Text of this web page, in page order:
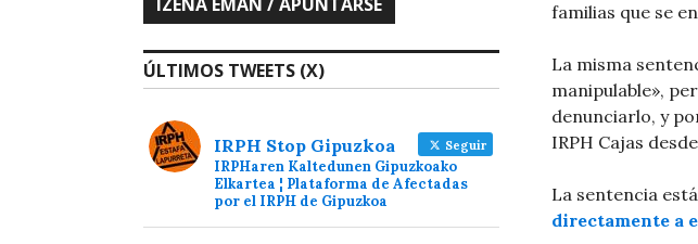
familias que se
La misma
manipulable»,
denunciarlo, y
IRPH Cajas
La sentencia
directamente a
ÚLTIMOS TWEETS (X)
IRPH Stop Gipuzkoa Seguir
IRPHaren Kaltedunen Gipuzkoako
Elkartea ¦ Plataforma de Afectadas
por el IRPH de Gipuzkoa